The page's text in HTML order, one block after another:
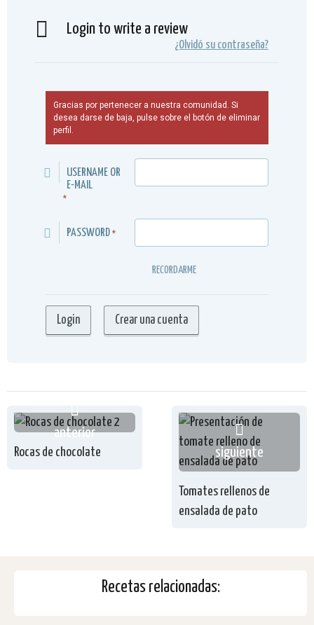
Login to write a review
¿Olvidó su contraseña?
Gracias por pertenecer a nuestra comunidad. Si
desea darse de baja, pulse sobre el botón de eliminar
perfil.
USERNAME OR
E-MAIL
*
PASSWORD *
RECORDARME
anterior
Rocas de chocolate siguiente
Tomates rellenos de
ensalada de pato
Recetas relacionadas: